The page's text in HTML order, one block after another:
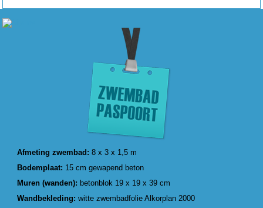
Afmeting zwembad: 8 x 3 x 1,5 m
Bodemplaat: 15 cm gewapend beton
Muren (wanden): betonblok 19 x 19 x 39 cm
Wandbekleding:witte zwembadfolie Alkorplan 2000